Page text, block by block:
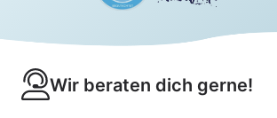
Wir beraten dich gerne!